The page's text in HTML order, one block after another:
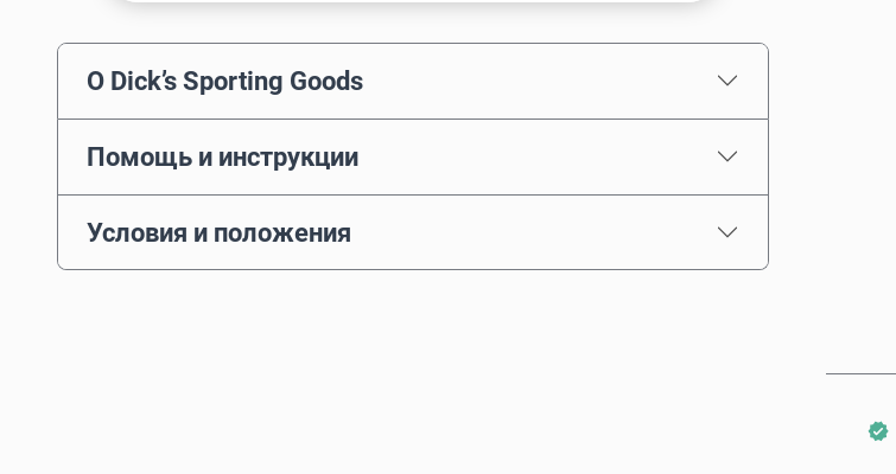
О Dick’s Sporting Goods
Помощь и инструкции
Условия и положения